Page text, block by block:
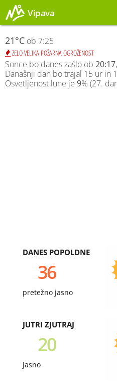
Vipava
21°C ob 7:25
ZELO VELIKA POŽARNA OGROŽENOST
Sonce bo danes zašlo ob 20:17
Današnji dan bo trajal 15 ur in
Osvetljenost lune je 9% (27.
DANES POPOLDNE
36
pretežno jasno
JUTRI ZJUTRAJ
20
jasno